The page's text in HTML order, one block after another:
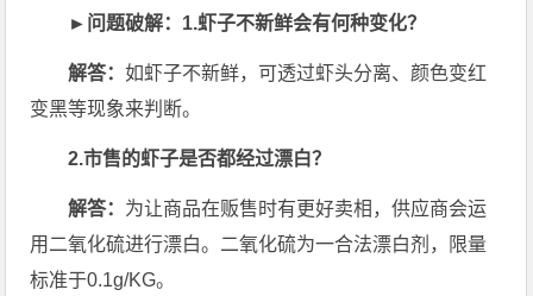
►问题破解： 1.虾子不新鲜会有何种变化？
解答：如虾子不新鲜，可透过虾头分离、颜色变红
变黑等现象来判断。
2.市售的虾子是否都经过漂白？
解答： 为让商品在贩售时有更好卖相，供应商会运
用二氧化硫进行漂白。二氧化硫为一合法漂白剂，限量
标准于0.1g/KG。